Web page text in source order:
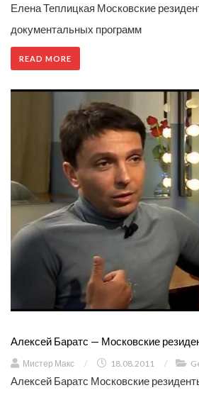
Елена Теплицкая Московские
документальных программ
READ MORE
Алексей Баратс — Московские
Мистер Макс / 18.08.2011 /
Алексей Баратс Московские